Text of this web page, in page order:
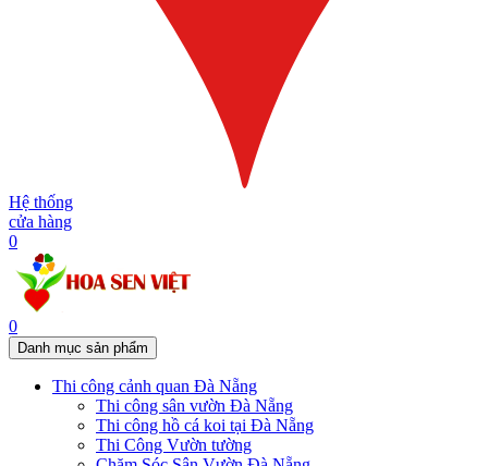
Hệ thống
cửa hàng
0
0
Danh mục sản phẩm
Thi công cảnh quan Đà Nẵng
Thi công sân vườn Đà Nẵng
Thi công hồ cá koi tại Đà Nẵng
Thi Công Vườn tường